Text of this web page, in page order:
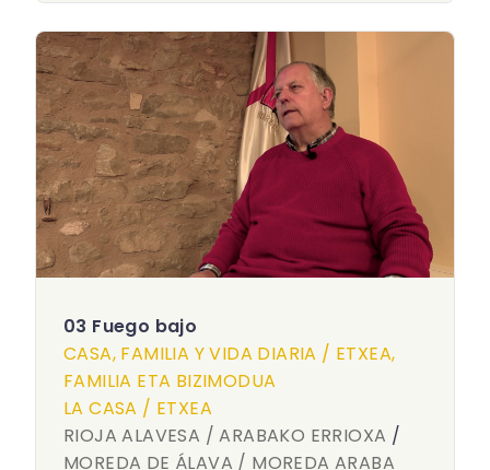
03 Fuego bajo
CASA, FAMILIA Y VIDA DIARIA / ETXEA,
FAMILIA ETA BIZIMODUA
LA CASA / ETXEA
RIOJA ALAVESA / ARABAKO ERRIOXA /
MOREDA DE ÁLAVA / MOREDA ARABA